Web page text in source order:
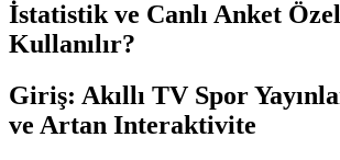
İstatistik ve Canlı Anket
Kullanılır?
Giriş: Akıllı TV Spor
ve Artan Interaktivite